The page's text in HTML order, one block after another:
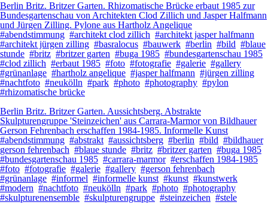
Berlin Britz. Britzer Garten. Rhizomatische Brücke erbaut 1985 zur
Bundesgartenschau von Architekten Clod Zillich und Jasper Halfmann
und Jürgen Zilling. Pylone aus Hartholz Angelique
#abendstimmung #architekt clod zillich #architekt jasper halfmann
#architekt jürgen zilling #basralocus #bauwerk #berlin #bild #blaue
stunde #britz #britzer garten #buga 1985 #bundesgartenschau 1985
#clod zillich #erbaut 1985 #foto #fotografie #galerie #gallery
#grünanlage #hartholz angelique #jasper halfmann #jürgen zilling
#nachtfoto #neukölln #park #photo #photography #pylon
#rhizomatische brücke
Berlin Britz. Britzer Garten. Aussichtsberg. Abstrakte
Skulpturengruppe 'Steinzeichen' aus Carrara-Marmor von Bildhauer
Gerson Fehrenbach erschaffen 1984-1985. Informelle Kunst
#abendstimmung #abstrakt #aussichtsberg #berlin #bild #bildhauer
gerson fehrenbach #blaue stunde #britz #britzer garten #buga 1985
#bundesgartenschau 1985 #carrara-marmor #erschaffen 1984-1985
#foto #fotografie #galerie #gallery #gerson fehrenbach
#grünanlage #informel #informelle kunst #kunst #kunstwerk
#modern #nachtfoto #neukölln #park #photo #photography
#skulpturenensemble #skulpturengruppe #steinzeichen #stele